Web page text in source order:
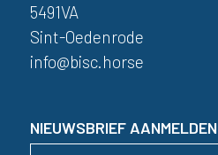
5491VA
Sint-Oedenrode
info@bisc.horse
NIEUWSBRIEF AANMELDEN